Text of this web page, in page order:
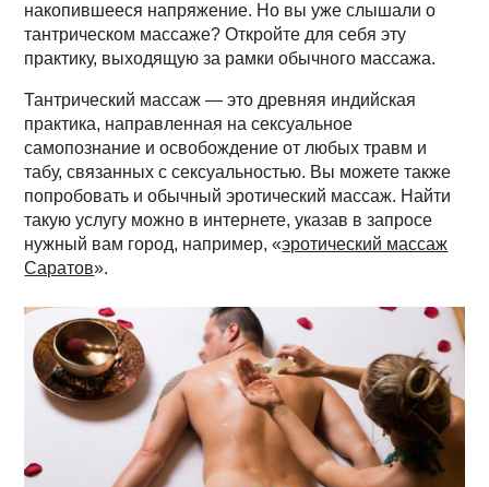
накопившееся напряжение. Но вы уже слышали о
тантрическом массаже? Откройте для себя эту
практику, выходящую за рамки обычного массажа.
Тантрический массаж — это древняя индийская
практика, направленная на сексуальное
самопознание и освобождение от любых травм и
табу, связанных с сексуальностью. Вы можете также
попробовать и обычный эротический массаж. Найти
такую услугу можно в интернете, указав в запросе
нужный вам город, например, «эротический массаж
Саратов».